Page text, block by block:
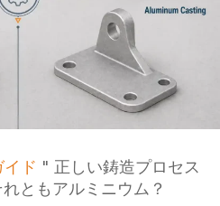
ド " 正しい鋳造プロセス
ともアルミニウム？